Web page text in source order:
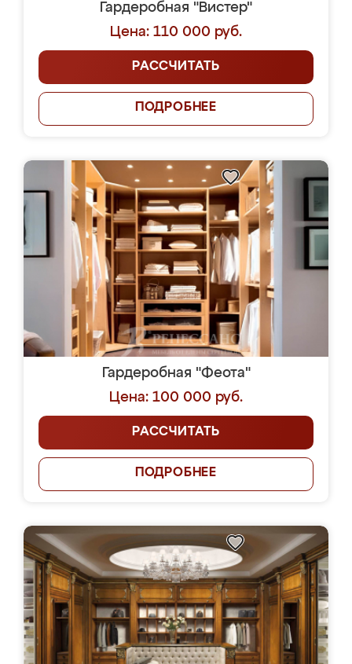
Гардеробная "Вистер"
Цена: 110 000 руб.
РАССЧИТАТЬ
ПОДРОБНЕЕ
Гардеробная "Феота"
Цена: 100 000 руб.
РАССЧИТАТЬ
ПОДРОБНЕЕ